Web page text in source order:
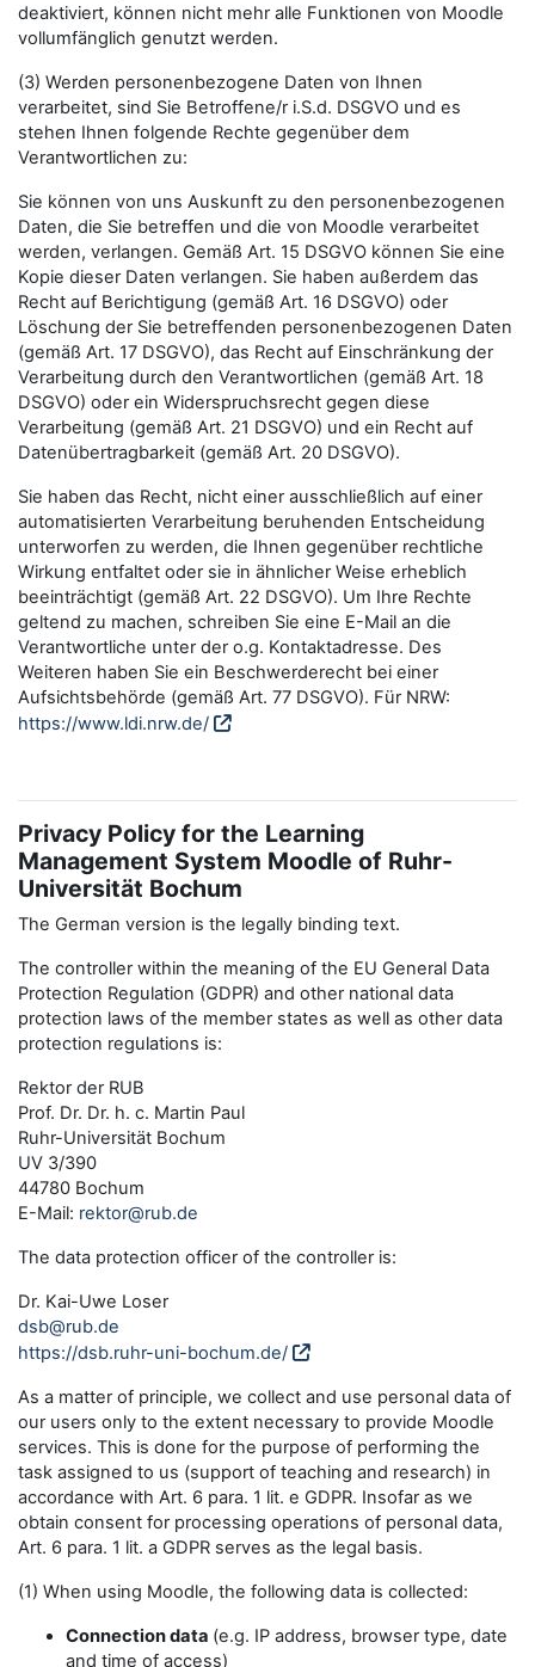
deaktiviert, können nicht mehr alle Funktionen von Moodle
vollumfänglich genutzt werden.
(3) Werden personenbezogene Daten von Ihnen
verarbeitet, sind Sie Betroffene/r i.S.d. DSGVO und es
stehen Ihnen folgende Rechte gegenüber dem
Verantwortlichen zu:
Sie können von uns Auskunft zu den personenbezogenen
Daten, die Sie betreffen und die von Moodle verarbeitet
werden, verlangen. Gemäß Art. 15 DSGVO können Sie eine
Kopie dieser Daten verlangen. Sie haben außerdem das
Recht auf Berichtigung (gemäß Art. 16 DSGVO) oder
Löschung der Sie betreffenden personenbezogenen Daten
(gemäß Art. 17 DSGVO), das Recht auf Einschränkung der
Verarbeitung durch den Verantwortlichen (gemäß Art. 18
DSGVO) oder ein Widerspruchsrecht gegen diese
Verarbeitung (gemäß Art. 21 DSGVO) und ein Recht auf
Datenübertragbarkeit (gemäß Art. 20 DSGVO).
Sie haben das Recht, nicht einer ausschließlich auf einer
automatisierten Verarbeitung beruhenden Entscheidung
unterworfen zu werden, die Ihnen gegenüber rechtliche
Wirkung entfaltet oder sie in ähnlicher Weise erheblich
beeinträchtigt (gemäß Art. 22 DSGVO). Um Ihre Rechte
geltend zu machen, schreiben Sie eine E-Mail an die
Verantwortliche unter der o.g. Kontaktadresse. Des
Weiteren haben Sie ein Beschwerderecht bei einer
Aufsichtsbehörde (gemäß Art. 77 DSGVO). Für NRW:
https://www.ldi.nrw.de/
Privacy Policy for the Learning
Management System Moodle of Ruhr-
Universität Bochum
The German version is the legally binding text.
The controller within the meaning of the EU General Data
Protection Regulation (GDPR) and other national data
protection laws of the member states as well as other data
protection regulations is:
Rektor der RUB
Prof. Dr. Dr. h. c. Martin Paul
Ruhr-Universität Bochum
UV 3/390
44780 Bochum
E-Mail: rektor@rub.de
The data protection officer of the controller is:
Dr. Kai-Uwe Loser
dsb@rub.de
https://dsb.ruhr-uni-bochum.de/
As a matter of principle, we collect and use personal data of
our users only to the extent necessary to provide Moodle
services. This is done for the purpose of performing the
task assigned to us (support of teaching and research) in
accordance with Art. 6 para. 1 lit. e GDPR. Insofar as we
obtain consent for processing operations of personal data,
Art. 6 para. 1 lit. a GDPR serves as the legal basis.
(1) When using Moodle, the following data is collected:
Connection data (e.g. IP address, browser type, date
and time of access)